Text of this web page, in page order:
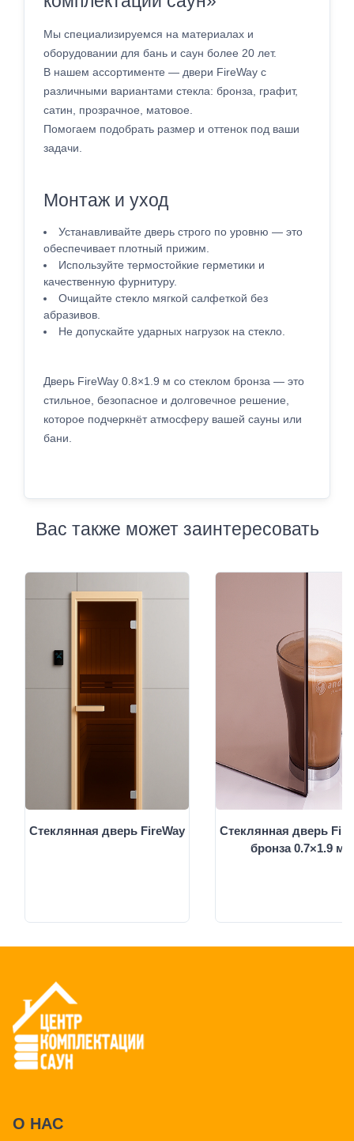
Мы специализируемся на материалах и
оборудовании для бань и саун более 20 лет.
В нашем ассортименте — двери FireWay с
различными вариантами стекла: бронза, графит,
сатин, прозрачное, матовое.
Помогаем подобрать размер и оттенок под ваши
задачи.
Монтаж и уход
Устанавливайте дверь строго по уровню — это
обеспечивает плотный прижим.
Используйте термостойкие герметики и
качественную фурнитуру.
Очищайте стекло мягкой салфеткой без
абразивов.
Не допускайте ударных нагрузок на стекло.
Дверь FireWay 0.8×1.9 м со стеклом бронза — это
стильное, безопасное и долговечное решение,
которое подчеркнёт атмосферу вашей сауны или
бани.
Вас также может заинтересовать
Стеклянная дверь FireWay
Стеклянная дверь
бронза 0.7×1.9 м
О НАС